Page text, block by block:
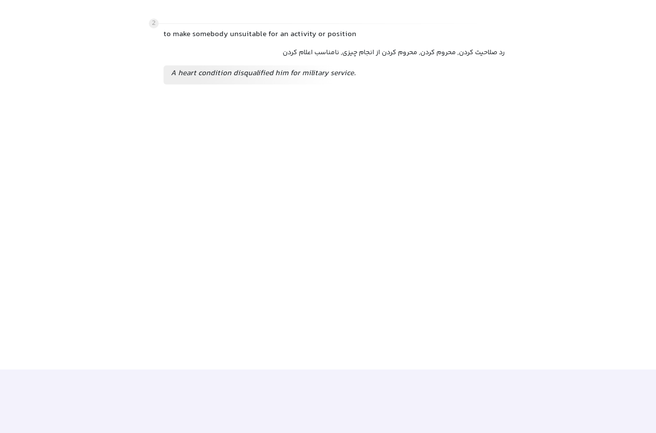
2
to make somebody unsuitable for an activity or position
رد صلاحیت کردن, محروم کردن, محروم کردن از انجام چیزی, نامناسب اعلام کردن
A heart condition disqualified him for military service.